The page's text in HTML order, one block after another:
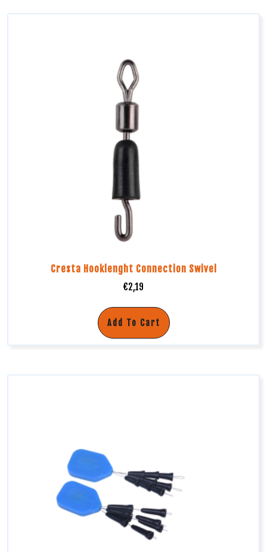
Cresta Hooklenght Connection Swivel
€2,19
Add To Cart